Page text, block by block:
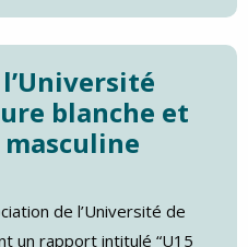
blanche et
de l’Université de
un rapport intitulé “U15